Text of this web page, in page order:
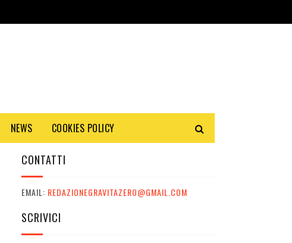
NEWS COOKIES POLICY
CONTATTI
EMAIL: REDAZIONEGRAVITAZERO@GMAIL.COM
SCRIVICI